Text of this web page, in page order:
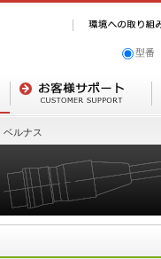
型番
ベルナス